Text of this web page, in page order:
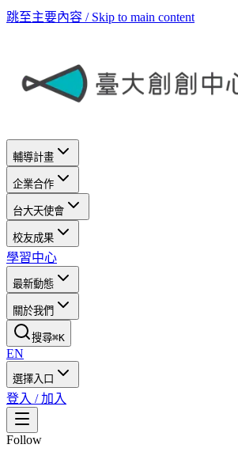
跳至主要內容 / Skip to main content
輔導計畫
企業合作
台大天使會
校友成果
學習中心
最新動態
關於我們
搜尋⌘K
EN
選擇入口
登入 / 加入
Follow